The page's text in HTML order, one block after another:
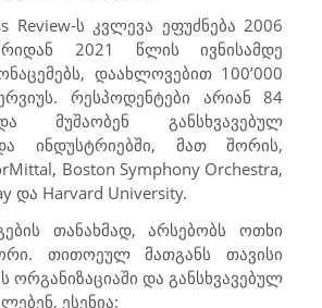
Review-ს კვლევა ეფუძნება 2006
2021 წლის ივნისამდე
დაახლოვებით 100’000
რესპოდენტები არიან 84
მუშაობენ განსხვავებულ
ინდუსტრიებში, მათ შორის,
Boston Symphony Orchestra,
და Harvard University.
თანახმად, არსებობს ოთხი
თითოეულ მათგანს თავისი
ორგანიზაციაში და განსხვავებულ
ესენია: